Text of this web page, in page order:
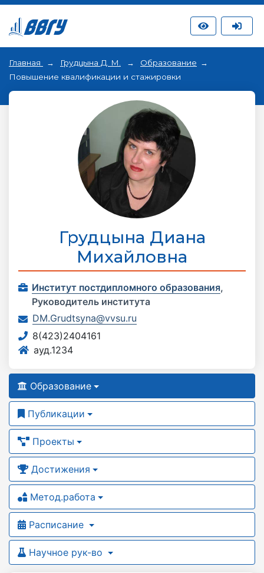
Главная Грудцына Д. М.
Образование
Повышение квалификации и cтажировки
Грудцына Диана
Михайловна
Институт постдипломного образования,
Руководитель института
DM.Grudtsyna@vvsu.ru
8(423)2404161
ауд.1234
Образование
Публикации
Проекты
Достижения
Метод.работа
Расписание
Научное рук-во